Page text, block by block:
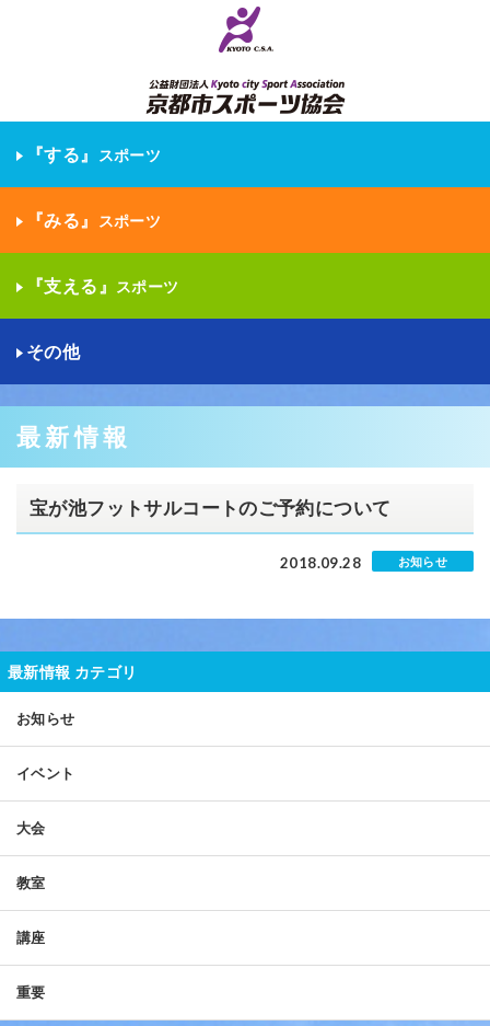
『する』 スポーツ
『みる』 スポーツ
『支える』 スポーツ
その他
最新情報
宝が池フットサルコートのご予約について
2018.09.28 お知らせ
最新情報 カテゴリ
お知らせ
イベント
大会
教室
講座
重要